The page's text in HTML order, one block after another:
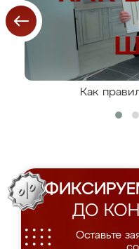
Как
ДО
Оставьте